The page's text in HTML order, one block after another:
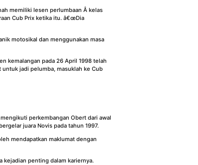
memiliki lesen perlumbaan Â kelas
Cub Prix ketika itu. â€œDia
motosikal dan menggunakan masa
kemalangan pada 26 April 1998 telah
jadi pelumba, masuklah ke Cub
perkembangan Obert dari awal
juara Novis pada tahun 1997.
mendapatkan maklumat dengan
kejadian penting dalam kariernya.